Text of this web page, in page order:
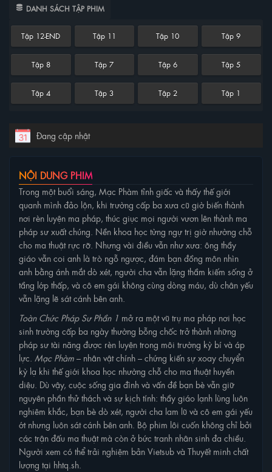
DANH SÁCH TẬP PHIM
Tập 12-END Tập 11 Tập 10 Tập 9
Tập 8 Tập 7 Tập 6 Tập 5
Tập 4 Tập 3 Tập 2 Tập 1
Đang cập nhật
NỘI DUNG PHIM
Trong một buổi sáng, Mạc Phàm tỉnh giấc và thấy thế giới
quanh mình đảo lộn, khi trường cấp ba xưa cũ giờ biến thành
nơi rèn luyện ma pháp, thúc giục mọi người vươn lên thành ma
pháp sư xuất chúng. Nền khoa học từng ngự trị giờ nhường chỗ
cho ma thuật rực rỡ. Nhưng vài điều vẫn như xưa: ông thầy
giáo vẫn coi anh là trò ngỗ ngược, đám bạn đồng môn nhìn
anh bằng ánh mắt dò xét, người cha vẫn lặng thầm kiếm sống ở
tầng lớp thấp, và cô em gái không cùng dòng máu, dù chân yếu
vẫn lặng lẽ sát cánh bên anh.
Toàn Chức Pháp Sư Phần 1 mở ra một vũ trụ ma pháp nơi học
sinh trường cấp ba ngày thường bỗng chốc trở thành những
pháp sư tài năng được rèn luyện trong môi trường kỳ bí và áp
lực. Mạc Phàm– nhân vật chính – chứng kiến sự xoay chuyển
kỳ lạ khi thế giới khoa học nhường chỗ cho ma thuật huyền
diệu. Dù vậy, cuộc sống gia đình và vấn đề bạn bè vẫn giữ
nguyên phần thử thách và sự kịch tính: thầy giáo lạnh lùng luôn
nghiêm khắc, bạn bè dò xét, người cha lam lũ và cô em gái yếu
ớt nhưng luôn sát cánh bên anh. Bộ phim lôi cuốn không chỉ bởi
các trận đấu ma thuật mà còn ở bức tranh nhân sinh đa chiều.
Người xem có thể trải nghiệm bản Vietsub và Thuyết minh chất
lượng tại hhtq.sh.